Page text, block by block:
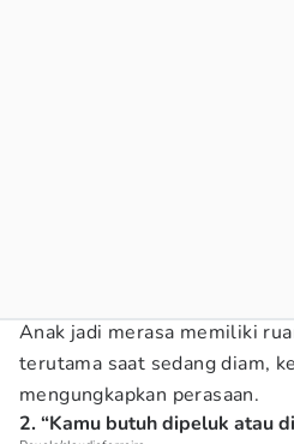
Anak jadi merasa memiliki
terutama saat sedang diam,
mengungkapkan perasaan.
2. “Kamu butuh dipeluk atau